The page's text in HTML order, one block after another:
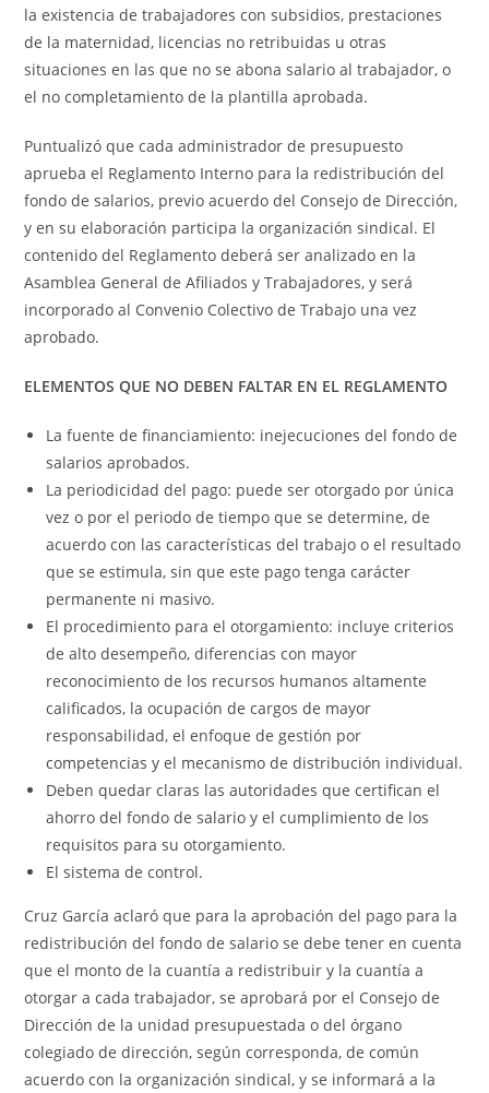
la existencia de trabajadores con subsidios, prestaciones
de la maternidad, licencias no retribuidas u otras
situaciones en las que no se abona salario al trabajador, o
el no completamiento de la plantilla aprobada.
Puntualizó que cada administrador de presupuesto
aprueba el Reglamento Interno para la redistribución del
fondo de salarios, previo acuerdo del Consejo de Dirección,
y en su elaboración participa la organización sindical. El
contenido del Reglamento deberá ser analizado en la
Asamblea General de Afiliados y Trabajadores, y será
incorporado al Convenio Colectivo de Trabajo una vez
aprobado.
ELEMENTOS QUE NO DEBEN FALTAR EN EL REGLAMENTO
La fuente de financiamiento: inejecuciones del fondo de
salarios aprobados.
La periodicidad del pago: puede ser otorgado por única
vez o por el periodo de tiempo que se determine, de
acuerdo con las características del trabajo o el resultado
que se estimula, sin que este pago tenga carácter
permanente ni masivo.
El procedimiento para el otorgamiento: incluye criterios
de alto desempeño, diferencias con mayor
reconocimiento de los recursos humanos altamente
calificados, la ocupación de cargos de mayor
responsabilidad, el enfoque de gestión por
competencias y el mecanismo de distribución individual.
Deben quedar claras las autoridades que certifican el
ahorro del fondo de salario y el cumplimiento de los
requisitos para su otorgamiento.
El sistema de control.
Cruz García aclaró que para la aprobación del pago para la
redistribución del fondo de salario se debe tener en cuenta
que el monto de la cuantía a redistribuir y la cuantía a
otorgar a cada trabajador, se aprobará por el Consejo de
Dirección de la unidad presupuestada o del órgano
colegiado de dirección, según corresponda, de común
acuerdo con la organización sindical, y se informará a la